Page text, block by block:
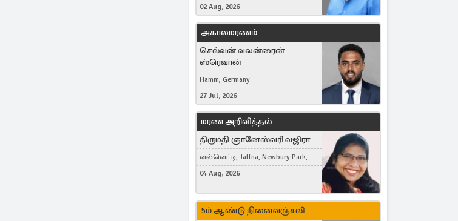
02 Aug, 2026
அகாலமரணம்
செல்வன் வலன்ரைன்
ஸ்ரெவான்
Hamm, Germany
27 Jul, 2026
மரண அறிவித்தல்
திருமதி ஞானேஸ்வரி வஜிரா
வல்வெட்டி, Jaffna, Newbury Park,
United Kingdom
04 Aug, 2026
5ம் ஆண்டு நினைவஞ்சலி